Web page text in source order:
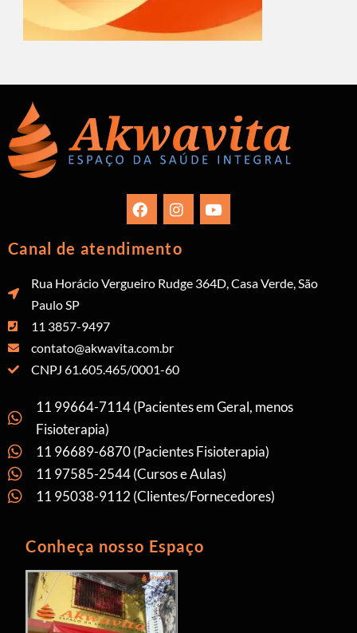
Canal de atendimento
Rua Horácio Vergueiro Rudge 364D, Casa Verde, São
Paulo SP
11 3857-9497
contato@akwavita.com.br
CNPJ 61.605.465/0001-60
11 99664-7114 (Pacientes em Geral, menos
Fisioterapia)
11 96689-6870 (Pacientes Fisioterapia)
11 97585-2544 (Cursos e Aulas)
11 95038-9112 (Clientes/Fornecedores)
Conheça nosso Espaço